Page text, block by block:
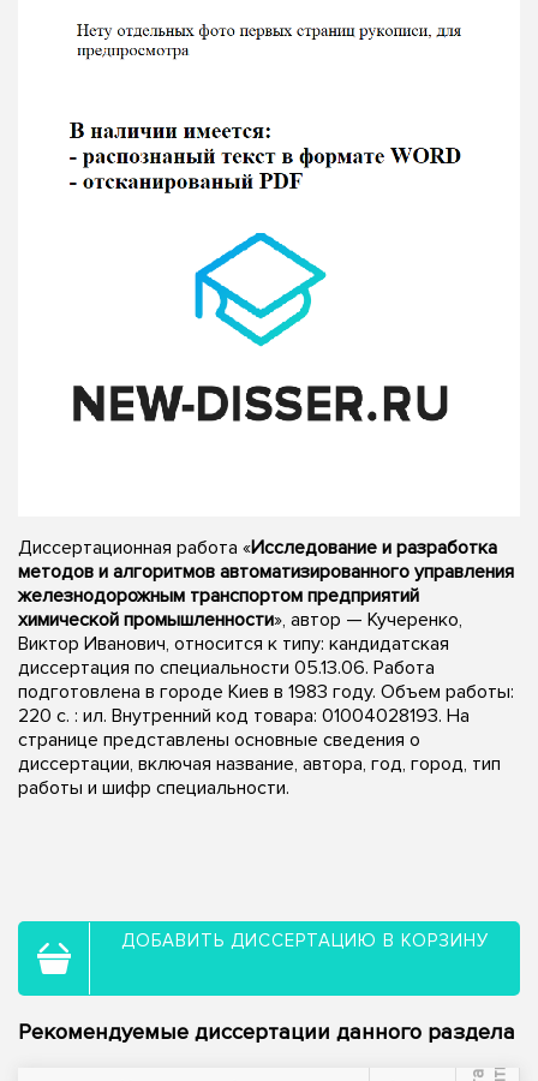
Диссертационная работа «Исследование и разработка
методов и алгоритмов автоматизированного управления
железнодорожным транспортом предприятий
химической промышленности», автор — Кучеренко,
Виктор Иванович, относится к типу: кандидатская
диссертация по специальности 05.13.06. Работа
подготовлена в городе Киев в 1983 году. Объем работы:
220 c. : ил. Внутренний код товара: 01004028193. На
странице представлены основные сведения о
диссертации, включая название, автора, год, город, тип
работы и шифр специальности.
ДОБАВИТЬ ДИССЕРТАЦИЮ В КОРЗИНУ
Рекомендуемые диссертации данного раздела